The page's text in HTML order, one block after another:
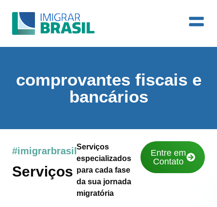
comprovantes fiscais e
bancários
#imigrarbrasil
Serviços
Serviços
especializados
para cada fase
da sua jornada
migratória
Entre em
Contato